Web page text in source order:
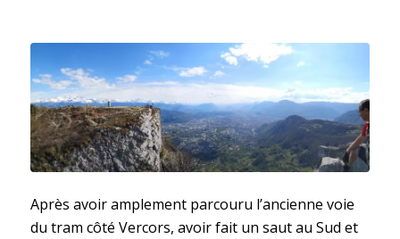
Après avoir amplement parcouru l’ancienne voie
du tram côté Vercors, avoir fait un saut au Sud et